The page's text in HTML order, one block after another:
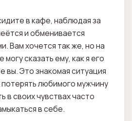
в кафе, наблюдая за
и обменивается
Вам хочется так же, но на
сказать ему, как я его
вы. Это знакомая ситуация
любимого мужчину
в своих чувствах часто
в себе.